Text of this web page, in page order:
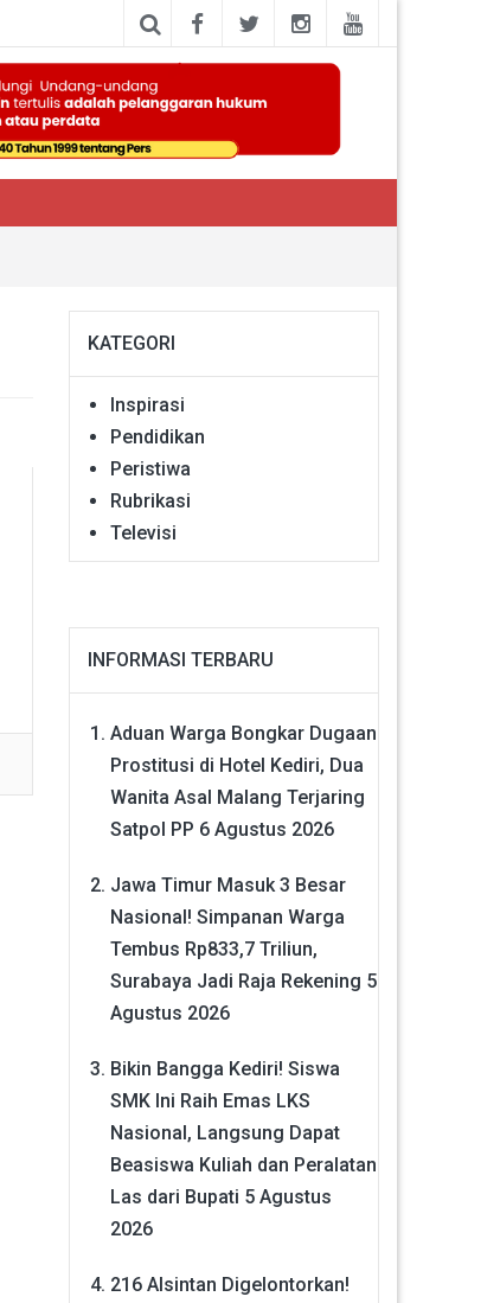
KATEGORI
Inspirasi
Pendidikan
Peristiwa
Rubrikasi
Televisi
INFORMASI TERBARU
Aduan Warga Bongkar Dugaan
Prostitusi di Hotel Kediri, Dua
Wanita Asal Malang Terjaring
Satpol PP 6 Agustus 2026
Jawa Timur Masuk 3 Besar
Nasional! Simpanan Warga
Tembus Rp833,7 Triliun,
Surabaya Jadi Raja Rekening 5
Agustus 2026
Bikin Bangga Kediri! Siswa
SMK Ini Raih Emas LKS
Nasional, Langsung Dapat
Beasiswa Kuliah dan Peralatan
Las dari Bupati 5 Agustus
2026
216 Alsintan Digelontorkan!